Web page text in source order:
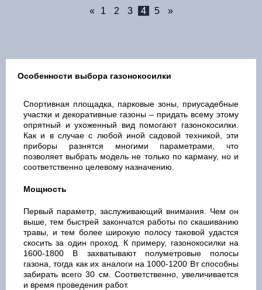
« 1 2 3 4 5 »
Особенности выбора газонокосилки
Спортивная площадка, парковые зоны, приусадебные
участки и декоративные газоны – придать всему этому
опрятный и ухоженный вид помогают газонокосилки.
Как и в случае с любой иной садовой техникой, эти
приборы разнятся многими параметрами, что
позволяет выбрать модель не только по карману, но и
соответственно целевому назначению.
Мощность
Первый параметр, заслуживающий внимания. Чем он
выше, тем быстрей закончатся работы по скашиванию
травы, и тем более широкую полосу таковой удастся
скосить за один проход. К примеру, газонокосилки на
1600-1800 В захватывают полуметровые полосы
газона, тогда как их аналоги на 1000-1200 Вт способны
забирать всего 30 см. Соответственно, увеличивается
и время проведения работ.